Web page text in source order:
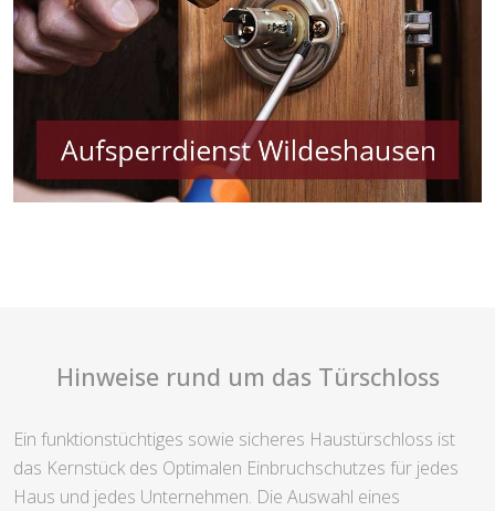
Hinweise rund um das Türschloss
Ein funktionstüchtiges sowie sicheres Haustürschloss ist
das Kernstück des Optimalen Einbruchschutzes für jedes
Haus und jedes Unternehmen. Die Auswahl eines